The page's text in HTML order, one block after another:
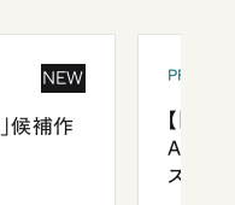
NEW
候補作
【「新
ズプレ